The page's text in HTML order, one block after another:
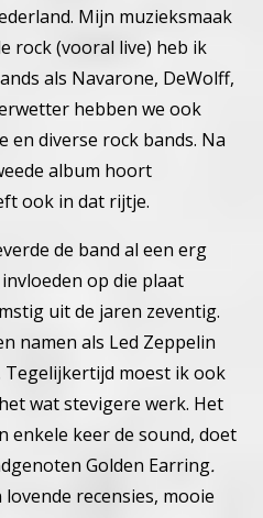
Mijn muzieksmaak
rock (vooral live) heb ik
als Navarone, DeWolff,
hebben we ook
en diverse rock bands. Na
album hoort
ook in dat rijtje.
de band al een erg
op die plaat
uit de jaren zeventig.
namen als Led Zeppelin
Tegelijkertijd moest ik ook
wat stevigere werk. Het
enkele keer de sound, doet
Golden Earring.
recensies, mooie